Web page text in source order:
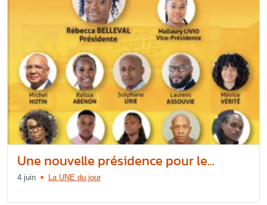
Une nouvelle présidence pour le...
4 juin La UNE du jour